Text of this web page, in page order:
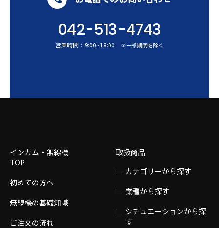
042-513-4743
営業時間： 9:00~18:00 ※一部期間を除く
インカム・無線機
TOP
初めての方へ
無線機の基礎知識
ご注文の流れ
取扱商品
カテゴリーから探す
業種から探す
シチュエーションから探
す